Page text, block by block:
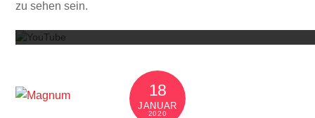
zu sehen sein.
18
JANUAR
2020